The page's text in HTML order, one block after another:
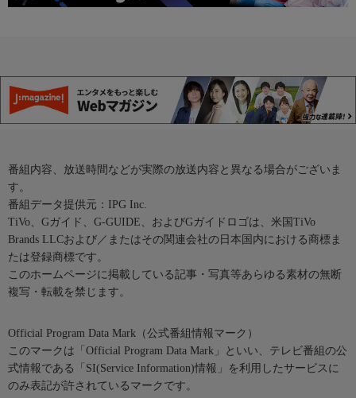
番組内容、放送時間などが実際の放送内容と異なる場合がございま
す。
番組データ提供元：IPG Inc.
TiVo、Gガイド、G-GUIDE、およびGガイドロゴは、米国TiVo
Brands LLCおよび／またはその関連会社の日本国内における商標ま
たは登録商標です。
このホームページに掲載している記事・写真等あらゆる素材の無断
複写・転載を禁じます。
Official Program Data Mark（公式番組情報マーク）
このマークは「Official Program Data Mark」といい、テレビ番組の公
式情報である「SI(Service Information)情報」を利用したサービスに
のみ表記が許されているマークです。